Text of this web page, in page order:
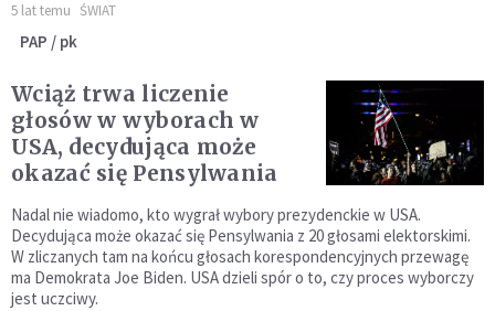
5 lat temu ŚWIAT
PAP / pk
Wciąż trwa liczenie
głosów w wyborach w
USA, decydująca może
okazać się Pensylwania
Nadal nie wiadomo, kto wygrał wybory prezydenckie w USA.
Decydująca może okazać się Pensylwania z 20 głosami elektorskimi.
W zliczanych tam na końcu głosach korespondencyjnych przewagę
ma Demokrata Joe Biden. USA dzieli spór o to, czy proces wyborczy
jest uczciwy.